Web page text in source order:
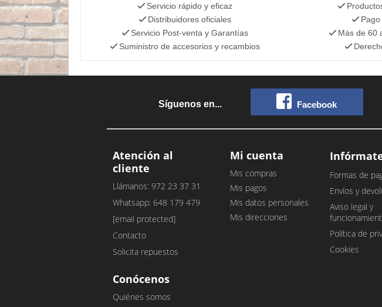
Servicio rápido y eficaz
Distribuidores oficiales
Servicio Post-venta y Garantías
Suministro de accesorios y recambios
Más de 60
Síguenos en... Facebook
Atención al
cliente
Llámanos: 972 23 37 31
Whatsapp: 648 179 479
[email protected]
Contacto
Solicita repuestos
Conócenos
Quiénes somos
Mi cuenta
Mis compras
Mis pagos
Mis datos personales
Mis direcciones
Formas de
Envíos y
Aviso legal y
Política de
Cookies